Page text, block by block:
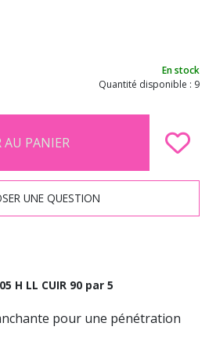
En stock
Quantité disponible : 9
AU PANIER
UNE QUESTION
H LL CUIR 90 par 5
pour une pénétration